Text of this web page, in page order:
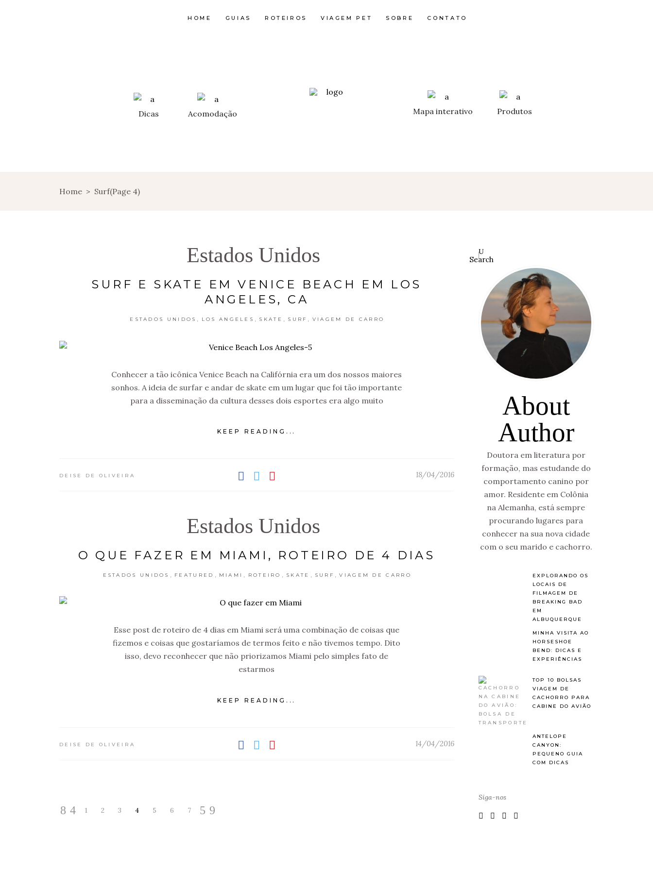
HOME GUIAS ROTEIROS VIAGEM PET SOBRE CONTATO
Dicas Acomodação Mapa interativo Produtos
Home > Surf(Page 4)
Estados Unidos
SURF E SKATE EM VENICE BEACH EM LOS
ANGELES, CA
ESTADOS UNIDOS LOS ANGELES SKATE SURF VIAGEM DE CARRO
Conhecer a tão icônica Venice Beach na Califórnia era um dos nossos maiores
sonhos. A ideia de surfar e andar de skate em um lugar que foi tão importante
para a disseminação da cultura desses dois esportes era algo muito
KEEP READING...
DEISE DE OLIVEIRA 18/04/2016
Estados Unidos
O QUE FAZER EM MIAMI, ROTEIRO DE 4 DIAS
ESTADOS UNIDOS FEATURED MIAMI ROTEIRO SKATE SURF VIAGEM DE CARRO
Esse post de roteiro de 4 dias em Miami será uma combinação de coisas que
fizemos e coisas que gostaríamos de termos feito e não tivemos tempo. Dito
isso, devo reconhecer que não priorizamos Miami pelo simples fato de
estarmos
KEEP READING...
DEISE DE OLIVEIRA 14/04/2016
1 2 3 4 5 6 7
Search
About
Author
Doutora em literatura por
formação, mas estudande do
comportamento canino por
amor. Residente em Colônia
na Alemanha, está sempre
procurando lugares para
conhecer na sua nova cidade
com o seu marido e cachorro.
EXPLORANDO OS
LOCAIS DE
FILMAGEM DE
BREAKING BAD
EM
ALBUQUERQUE
MINHA VISITA AO
HORSESHOE
BEND: DICAS E
EXPERIÊNCIAS
TOP 10 BOLSAS
VIAGEM DE
CACHORRO PARA
CABINE DO AVIÃO
ANTELOPE
CANYON:
PEQUENO GUIA
COM DICAS
Siga-nos